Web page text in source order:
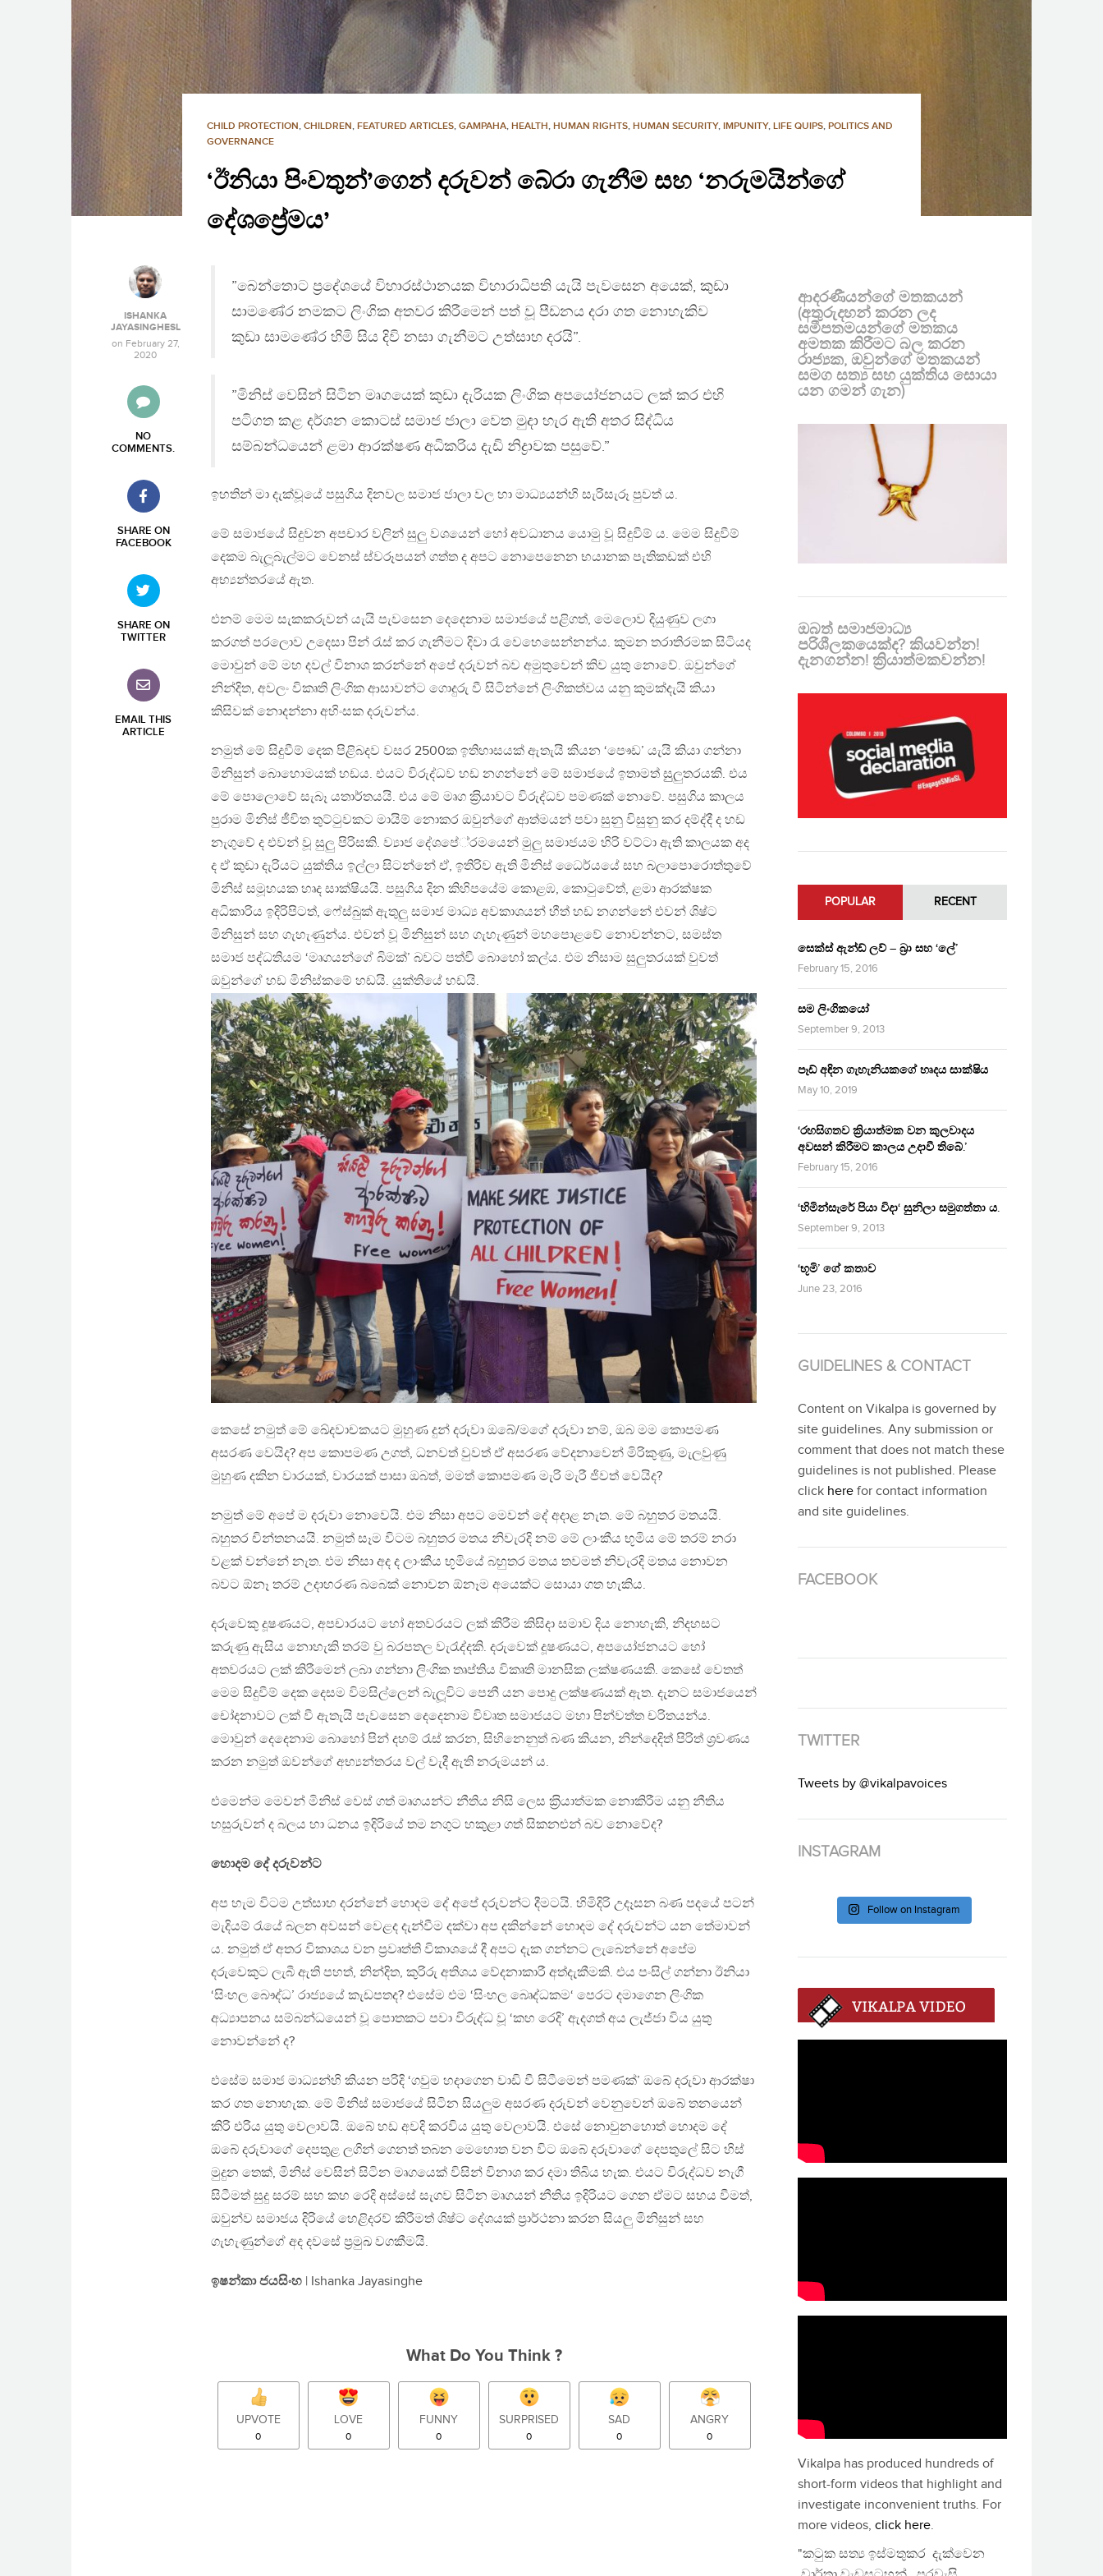
CHILD PROTECTION, CHILDREN, FEATURED ARTICLES, GAMPAHA, HEALTH, HUMAN RIGHTS, HUMAN SECURITY, IMPUNITY, LIFE QUIPS, POLITICS AND
GOVERNANCE
‘ඊනියා පිංවතුන්’ගෙන් දරුවන් බේරා ගැනීම සහ ‘නරුමයින්ගේ
දේශප්‍රේමය’
ISHANKA
JAYASINGHESL
on February 27,
2020
NO
COMMENTS.
SHARE ON
FACEBOOK
SHARE ON
TWITTER
EMAIL THIS
ARTICLE
”බෙන්තොට ප‍්‍රදේශයේ විහාරස්ථානයක විහාරාධිපති යැයි පැවසෙන අයෙක්, කුඩා
සාමණේර නමකට ලිංගික අතවර කිරීමෙන් පත් වූ පීඩනය දරා ගත නොහැකිව
කුඩා සාමණේර හිමි සිය දිවි නසා ගැනීමට උත්සාහ දරයි”.
”මිනිස් වෙසින් සිටින මෘගයෙක් කුඩා දැරියක ලිංගික අපයෝජනයට ලක් කර එහි
පටිගත කළ දර්ශන කොටස් සමාජ ජාලා වෙත මුදා හැර ඇති අතර සිද්ධිය
සම්බන්ධයෙන් ළමා ආරක්ෂණ අධිකරිය දැඩි නිද්‍රාවක පසුවේ.”
ඉහතින් මා දැක්වූයේ පසුගිය දිනවල සමාජ ජාලා වල හා මාධ්‍යයන්හි සැරිසැරූ පුවත් ය.
මේ සමාජයේ සිදුවන අපචාර වලින් සුලු වශයෙන් හෝ අවධානය යොමු වූ සිදුවීම් ය. මෙම සිදුවීම්
දෙකම බැලූබැල්මට වෙනස් ස්වරූපයන් ගත්ත ද අපට නොපෙනෙන භයානක පැතිකඩක් එහි
අභ්‍යන්තරයේ ඇත.
එනම් මෙම සැකකරුවන් යැයි පැවසෙන දෙදෙනාම සමාජයේ පළිගත්, මෙලොව දියුණුව ලගා
කරගත් පරලොව උදෙසා පින් රැස් කර ගැනීමට දිවා රෑ වෙහෙසෙන්නන්ය. කුමන තරාතිරමක සිටියද
මොවුන් මේ මහ දවල් විනාශ කරන්නේ අපේ දරුවන් බව අමුතුවෙන් කිව යුතු නොවේ. ඔවුන්ගේ
නින්දිත, අවලං විකෘති ලිංගික ආසාවන්ට ගොදුරු වී සිටින්නේ ලිංගිකත්වය යනු කුමක්දැයි කියා
කිසිවක් නොදන්නා අහිංසක දරුවන්ය.
නමුත් මේ සිදුවීම් දෙක පිළිබදව වසර 2500ක ඉතිහාසයක් ඇතැයි කියන ‘පෞඩ’ යැයි කියා ගන්නා
මිනිසුන් බොහොමයක් හඩය. එයට විරුද්ධව හඩ නගන්නේ මේ සමාජයේ ඉතාමත් සුුලුතරයකි. එය
මේ පොලොවේ සැබෑ යතාර්තයයි. එය මේ මෘග ක‍්‍රියාවට විරුද්ධව පමණක් නොවේ. පසුගිය කාලය
පුරාම මිනිස් ජීවිත තුට්ටුවකට මායිම් නොකර ඔවුන්ගේ ආත්මයන් පවා සුනු විසුනු කර දම්ද්දී ද හඩ
නැගුවේ ද එවන් වූ සුලු පිරිසකි. ව්‍යාජ දේශපේ‍්‍රමයෙන් මුලු සමාජයම හිරි වට්ටා ඇති කාලයක අද
ද ඒ කුඩා දැරියට යුක්තිය ඉල්ලා සිටන්නේ ඒ, ඉතිරිව ඇති මිනිස් ධෛර්යයේ සහ බලාපොරොත්තුවේ
මිනිස් සමූහයක හෘද සාක්ෂියයි. පසුගිය දින කිහිපයේම කොළඹ, කොටුවේත්, ළමා ආරක්ෂක
අධිකාරිය ඉදිරිපිටත්, ෆේස්බුක් ඇතුලු සමාජ මාධ්‍ය අවකාශයන් හීත් හඩ නගන්නේ එවන් ශිෂ්ට
මිනිසුන් සහ ගැහැණුන්ය. එවන් වූ මිනිසුන් සහ ගැහැණුන් මහපොළවේ නොවන්නට, සමස්ත
සමාජ පද්ධතියම ‘මෘගයන්ගේ බිමක්’ බවට පත්වී බොහෝ කල්ය. එම නිසාම සුලුතරයක් වුවත්
ඔවුන්ගේ හඩ මිනිස්කමේ හඩයි. යුක්තියේ හඩයි.
කෙසේ නමුත් මේ ඛේදවාචකයට මුහුණ දුන් දරුවා ඔබේ/මගේ දරුවා නම්, ඔබ මම කොපමණ
අසරණ වෙයිද? අප කොපමණ උගත්, ධනවත් වුවත් ඒ අසරණ වේදනාවෙන් මිරිකුණු, මැලවුණු
මුහුණ දකින වාරයක්, වාරයක් පාසා ඔබත්, මමත් කොපමණ මැරි මැරී ජිවත් වෙයිද?
නමුත් මේ අපේ ම දරුවා නොවෙයි. එම නිසා අපට මෙවන් දේ අදාළ නැත. මේ බහුතර මතයයි.
බහුතර චින්තනයයි. නමුත් සෑම විටම බහුතර මතය නිවැරදි නම් මේ ලාංකීය භූමිය මේ තරම් නරා
වළක් වන්නේ නැත. එම නිසා අද ද ලාංකීය භූමියේ බහුතර මතය තවමත් නිවැරදි මතය නොවන
බවට ඕනෑ තරම් උදාහරණ බබෙක් නොවන ඕනෑම අයෙක්ට සොයා ගත හැකිය.
දරුවෙකු දූෂණයට, අපචාරයට හෝ අතවරයට ලක් කිරීම කිසිදා සමාව දිය නොහැකි, නිදහසට
කරුණු ඇසිය නොහැකි තරම් වු බරපතල වැරැද්දකි. දරුවෙක් දූෂණයට, අපයෝජනයට හෝ
අතවරයට ලක් කිරීමෙන් ලබා ගන්නා ලිංගික තෘප්තිය විකෘති මානසික ලක්ෂණයකි. කෙසේ වෙතත්
මෙම සිදුවීම් දෙක දෙසම විමසිල්ලෙන් බැලූවිට පෙනී යන පොදු ලක්ෂණයක් ඇත. දැනට සමාජයෙන්
චෝදනාවට ලක් වී ඇතැයි පැවසෙන දෙදෙනාම විවෘත සමාජයට මහා පින්වත්ත චරිතයන්ය.
මොවුන් දෙදෙනාම බොහෝ පින් දහම් රැස් කරන, සිහිනෙනුත් බණ කියන, නින්දෙදිත් පිරිත් ශ‍්‍රවණය
කරන නමුත් ඔවන්ගේ අභ්‍යන්තරය වල් වැදී ඇති නරුමයන් ය.
එමෙන්ම මෙවන් මිනිස් වෙස් ගත් මෘගයන්ට නීතිය නිසි ලෙස ක‍්‍රියාත්මක නොකිරීම යනු නීතිය
හසුරුවන් ද බලය හා ධනය ඉදිරියේ තම නගුට හකුළා ගත් සිකනළුන් බව නොවේද?
හොදම දේ දරුවන්ට
අප හැම විටම උත්සාහ දරන්නේ හොදම දේ අපේ දරුවන්ට දීමටයි. හිමිදිරි උදෑසන බණ පදයේ පටන්
මැදියම් රැයේ බලන අවසන් වෙළද දැන්වීම දක්වා අප දකින්නේ හොදම දේ දරුවන්ට යන තේමාවන්
ය. නමුත් ඒ අතර විකාශය වන ප‍්‍රවෘත්ති විකාශයේ දී අපට දැක ගන්නට ලැබෙන්නේ අපේම
දරුවෙකුට ලැබී ඇති පහත්, නින්දිත, කුරිරු අතිශය වේදනාකාරී අත්දැකීමකි. එය පංසිල් ගන්නා ඊනියා
‘සිංහල බෞද්ධ’ රාජ්‍යයේ කැඩපතද? එසේම එම ‘සිංහල බෙෘද්ධකම‘ පෙරට දමාගෙන ලිංගික
අධ්‍යාපනය සම්බන්ධයෙන් වූ පොතකට පවා විරුද්ධ වූ ‘කහ රෙදි’ ඇදගත් අය ලැජ්ජා විය යුතු
නොවන්නේ ද?
එසේම සමාජ මාධ්‍යන්හි කියන පරිදි ‘ගවුම හදාගෙන වාඩි වී සිටීමෙන් පමණක්’ ඔබේ දරුවා ආරක්ෂා
කර ගත නොහැක. මේ මිනිස් සමාජයේ සිටින සියලුම අසරණ දරුවන් වෙනුවෙන් ඔබේ තනයෙන්
කිරි එරිය යුතු වෙලාවයි. ඔබේ හඩ අවදි කරවිය යුතු වෙලාවයි. එසේ නොවුනහොත් හොදම දේ
ඔබේ දරුවාගේ දෙපතුළ ලගින් ගෙනත් තබන මෙහොත වන විට ඔබේ දරුවාගේ දෙපතුලේ සිට හිස්
මුදුන තෙක්, මිනිස් වෙසින් සිටින මෘගයෙක් විසින් විනාශ කර දමා තිබිය හැක. එයට විරුද්ධව නැගී
සිටීමත් සුදු සරම් සහ කහ රෙදි අස්සේ සැගව සිටින මෘගයන් නීතිය ඉදිරියට ගෙන ඒමට සහය වීමත්,
ඔවුන්ව සමාජය දිරියේ හෙළිදරව් කිරීමත් ශිෂ්ට දේශයක් ප‍්‍රාර්ථනා කරන සියලු මිනිසුන් සහ
ගැහැණුන්ගේ අද දවසේ ප‍්‍රමුඛ වගකීමයි.
ඉෂන්කා ජයසිංහ | Ishanka Jayasinghe
What Do You Think ?
UPVOTE
0
LOVE
0
FUNNY
0
SURPRISED
0
SAD
0
ANGRY
0
ආදරණීයන්ගේ මතකයන්
(අතුරුදහන් කරන ලද
සමීපතමයන්ගේ මතකය
අමතක කිරීමට බල කරන
රාජ්‍යක, ඔවුන්ගේ මතකයන්
සමග සත්‍ය සහ යුක්තිය සොයා
යන ගමන් ගැන)
ඔබත් සමාජමාධ්‍ය
පරිශීලකයෙක්ද? කියවන්න!
දැනගන්න! ක්‍රියාත්මකවන්න!
POPULAR RECENT
සෙක්ස් ඇන්ඩ් ලව් – බ්‍රා සහ ‘ලේ’
February 15, 2016
සම ලිංගිකයෝ
September 9, 2013
පෑඩ් අඳින ගැහැනියකගේ හෘදය සාක්ෂිය
May 10, 2019
‘රහසිගතව ක්‍රියාත්මක වන කුලවාදය
අවසන් කිරීමට කාලය උදාවී තිබේ.’
February 15, 2016
‘හිමින්සැරේ පියා විදා‘ සුනිලා සමුගත්තා ය.
September 9, 2013
‘භූමි’ ගේ කතාව
June 23, 2016
GUIDELINES & CONTACT
Content on Vikalpa is governed by
site guidelines. Any submission or
comment that does not match these
guidelines is not published. Please
click here for contact information
and site guidelines.
FACEBOOK
TWITTER
Tweets by @vikalpavoices
INSTAGRAM
Follow on Instagram
Vikalpa has produced hundreds of
short-form videos that highlight and
investigate inconvenient truths. For
more videos, click here.
"කටුක සත්‍ය ඉස්මතුකර දැක්වෙන